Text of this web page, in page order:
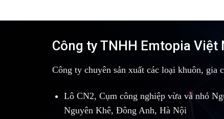
Công ty TNHH Emtopia Việt
Công ty chuyên sản xuất các loại khuôn, gia
Lô CN2, Cụm công nghiệp vừa và nhỏ
Nguyên Khê, Đông Anh, Hà Nội